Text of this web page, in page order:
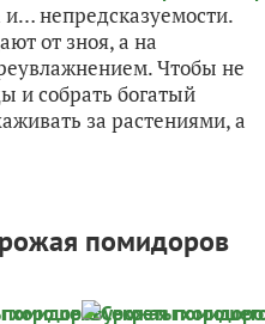
непредсказуемости.
от зноя, а на
Чтобы не
и собрать богатый
за растениями, а
помидоров